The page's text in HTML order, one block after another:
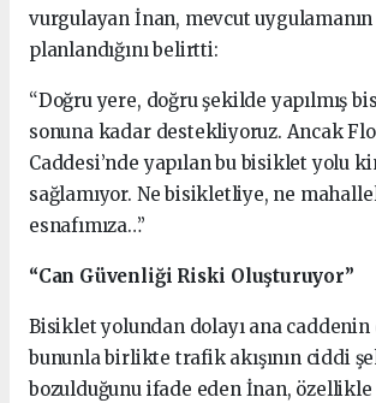
vurgulayan İnan, mevcut uygulamanın
planlandığını belirtti:
“Doğru yere, doğru şekilde yapılmış
sonuna kadar destekliyoruz. Ancak
Caddesi’nde yapılan bu bisiklet yolu
sağlamıyor. Ne bisikletliye, ne
esnafımıza…”
“Can Güvenliği Riski Oluşturuyor”
Bisiklet yolundan dolayı ana caddenin
bununla birlikte trafik akışının ciddi
bozulduğunu ifade eden İnan,